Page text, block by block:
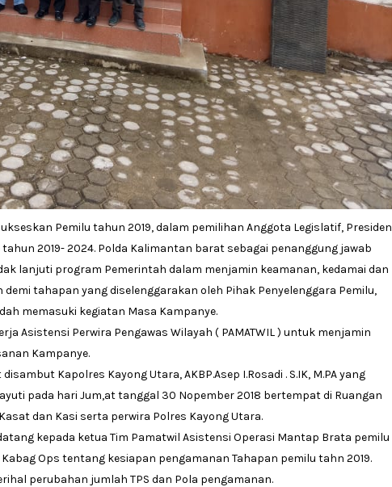
Pemilu tahun 2019, dalam pemilihan Anggota Legislatif, Presiden
2019- 2024. Polda Kalimantan barat sebagai penanggung jawab
lanjuti program Pemerintah dalam menjamin keamanan, kedamai dan
tahapan yang diselenggarakan oleh Pihak Penyelenggara Pemilu,
memasuki kegiatan Masa Kampanye.
Asistensi Perwira Pengawas Wilayah ( PAMATWIL ) untuk menjamin
Kampanye.
Kapolres Kayong Utara, AKBP.Asep I.Rosadi . S.IK, M.PA yang
pada hari Jum,at tanggal 30 Nopember 2018 bertempat di Ruangan
dan Kasi serta perwira Polres Kayong Utara.
kepada ketua Tim Pamatwil Asistensi Operasi Mantap Brata pemilu
Ops tentang kesiapan pengamanan Tahapan pemilu tahn 2019.
perubahan jumlah TPS dan Pola pengamanan.